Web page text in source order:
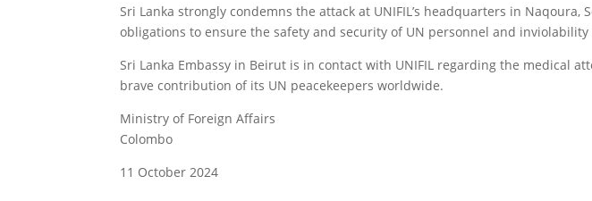
Sri Lanka strongly condemns the attack at UNIFIL’s headquarters in
obligations to ensure the safety and security of UN personnel and
Sri Lanka Embassy in Beirut is in contact with UNIFIL regarding the medical
brave contribution of its UN peacekeepers worldwide.
Ministry of Foreign Affairs
Colombo
11 October 2024